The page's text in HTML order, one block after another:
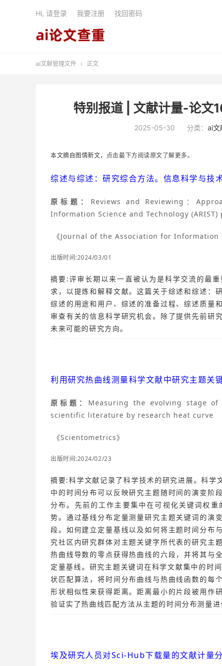
Hi, 请登录 我要注册 找回密码
ai文献管理文件  正文
特别报道 | 文献计量-论
2025-05-30 分类： ai文
本文摘自图情新文， 点击最下方阅读原文了解更多。
综述与综述：研究综合方法。信息科学与技
原标题： Reviews and Reviewing：
Information Science and Technology (ARIST)
《Journal of the Association for Information
出版时间:2024/03/01
摘要:评审长期以来一直被认为是科学交流的最
求，以提炼和解释文献。这篇关于综述和综述：
综述的用途和用户、综述的准备过程、综述质量
审查有关的信息科学研究机会。除了提供先前研
未来可能的研究方向。
利用研究热曲线测量科学文献中研究主题关
原标题： Measuring the evolving stage
scientific literature by research heat curve
《Scientometrics》
出版时间:2024/02/23
摘要:科学文献记录了科学技术的研究进展。科
中的时间分布可以反映研究主题随时间的演变阶
分布。先前的工作主要集中在可视化关键词权
势。通过基线分布定量测量研究主题关键词的演
段。如何建立定量基线以及如何将主题时间分布
究社区内研究群体对主题关键字所代表的研究主
热曲线导数的零点获得热曲线的六段，并将其与
定量基线。研究主题关键词在科学文献集中的时
状匹配算法，将时间分布曲线与热曲线函数的每
形状相似性来获得距离。距离最小的片段被用作
验证实了热曲线匹配方法从主题的时间分布测量
埃及研究人员对Sci-Hub下载量的文献计量